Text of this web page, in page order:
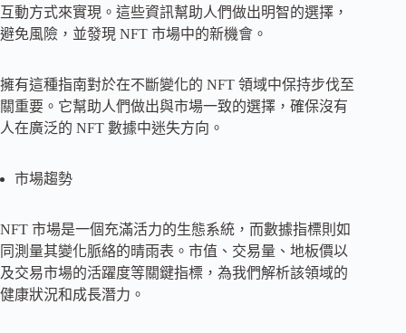
互動方式來實現。這些資訊幫助人們做出明智的選擇，
避免風險，並發現 NFT 市場中的新機會。
擁有這種指南對於在不斷變化的 NFT 領域中保持步伐至
關重要。它幫助人們做出與市場一致的選擇，確保沒有
人在廣泛的 NFT 數據中迷失方向。
市場趨勢
NFT 市場是一個充滿活力的生態系統，而數據指標則如
同測量其變化脈絡的晴雨表。市值、交易量、地板價以
及交易市場的活躍度等關鍵指標，為我們解析該領域的
健康狀況和成長潛力。